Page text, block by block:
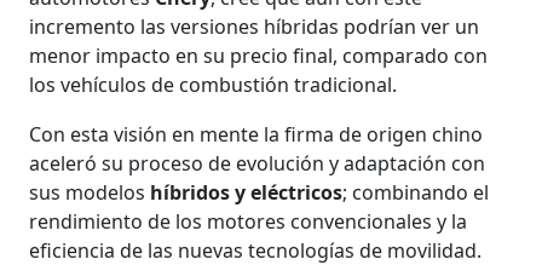
incremento las versiones híbridas podrían ver un
menor impacto en su precio final, comparado con
los vehículos de combustión tradicional.
Con esta visión en mente la firma de origen chino
aceleró su proceso de evolución y adaptación con
sus modelos híbridos y eléctricos; combinando el
rendimiento de los motores convencionales y la
eficiencia de las nuevas tecnologías de movilidad.